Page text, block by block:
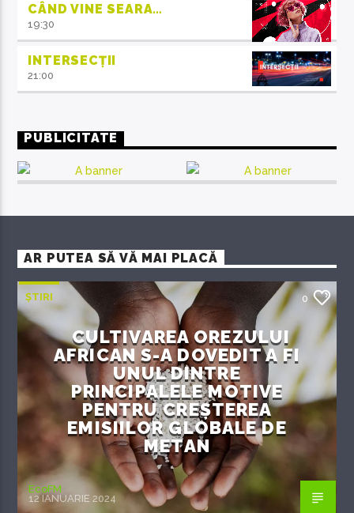
CÂND VINE SEARA…
19:30
INTERSECȚII
21:00
PUBLICITATE
AR PUTEA SĂ VĂ MAI PLACĂ
ȘTIRI 0
CULTIVAREA OREZULUI
AFRICAN S-A DOVEDIT A FI
UNUL DINTRE
PRINCIPALELE MOTIVE
PENTRU CREȘTEREA
EMISIILOR GLOBALE DE
METAN
EcoFM
12 IANUARIE 2024